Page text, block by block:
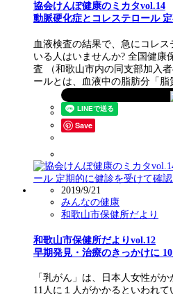
協会けんぽ健康のミカタvol.14
動脈硬化症とコレステロール
血液検査の結果で、急にコレ
いる人はいませんか? 全国健康
査 （和歌山市内の同支部加入
ールとは、血液中の脂肪分「
Save
2019/9/21
みんなの健康
和歌山市保健所だより
和歌山市保健所だよりvol.12
早期発見・治療のきっかけに
「乳がん」は、日本人女性が
11人に１人がかかるといわれ